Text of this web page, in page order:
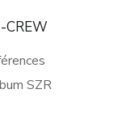
CREW
SZR